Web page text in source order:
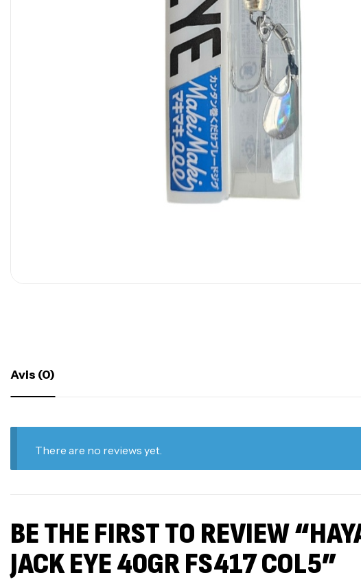
Avis (0)
There are no reviews yet.
BE THE FIRST TO REVIEW
JACK EYE 40GR FS417 COL5”